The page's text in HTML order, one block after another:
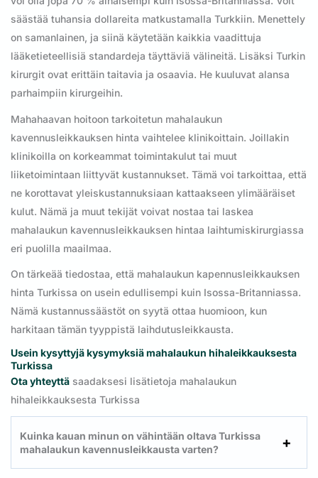
säästää tuhansia dollareita matkustamalla Turkkiin. Menettely
on samanlainen, ja siinä käytetään kaikkia vaadittuja
lääketieteellisiä standardeja täyttäviä välineitä. Lisäksi Turkin
kirurgit ovat erittäin taitavia ja osaavia. He kuuluvat alansa
parhaimpiin kirurgeihin.
Mahahaavan hoitoon tarkoitetun mahalaukun
kavennusleikkauksen hinta vaihtelee klinikoittain. Joillakin
klinikoilla on korkeammat toimintakulut tai muut
liiketoimintaan liittyvät kustannukset. Tämä voi tarkoittaa, että
ne korottavat yleiskustannuksiaan kattaakseen ylimääräiset
kulut. Nämä ja muut tekijät voivat nostaa tai laskea
mahalaukun kavennusleikkauksen hintaa laihtumiskirurgiassa
eri puolilla maailmaa.
On tärkeää tiedostaa, että mahalaukun kapennusleikkauksen
hinta Turkissa on usein edullisempi kuin Isossa-Britanniassa.
Nämä kustannussäästöt on syytä ottaa huomioon, kun
harkitaan tämän tyyppistä laihdutusleikkausta.
Usein kysyttyjä kysymyksiä mahalaukun hihaleikkauksesta
Turkissa
Ota yhteyttä saadaksesi lisätietoja mahalaukun
hihaleikkauksesta Turkissa
Kuinka kauan minun on vähintään oltava Turkissa
mahalaukun kavennusleikkausta varten?